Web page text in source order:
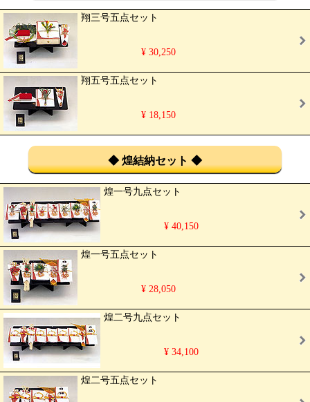
翔三号五点セット
¥ 30,250
翔五号五点セット
¥ 18,150
◆ 煌結納セット ◆
煌一号九点セット
¥ 40,150
煌一号五点セット
¥ 28,050
煌二号九点セット
¥ 34,100
煌二号五点セット